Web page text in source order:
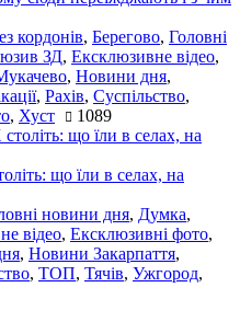
кордонів, Берегово, Головні
ЗД, Ексклюзивне відео,
, Новини дня,
, Рахів, Суспільство,
, Хуст 1089
що їли в селах, на
новини дня, Думка,
відео, Ексклюзивні фото,
, Новини Закарпаття,
, ТОП, Тячів, Ужгород,